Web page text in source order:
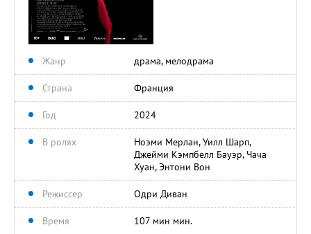
Жанр драма, мелодрама
Страна Франция
Год 2024
В ролях
Ноэми Мерлан, Уилл Шарп,
Джейми Кэмпбелл Бауэр, Чача
Хуан, Энтони Вон
Режиссер Одри Диван
Время 107 мин мин.